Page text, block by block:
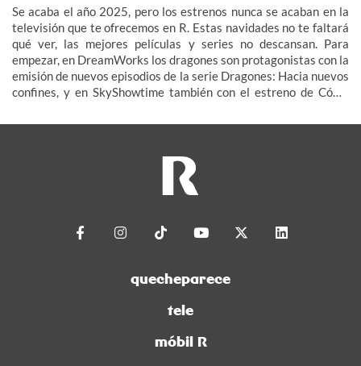
Se acaba el año 2025, pero los estrenos nunca se acaban en la
televisión que te ofrecemos en R. Estas navidades no te faltará
qué ver, las mejores películas y series no descansan. Para
empezar, en DreamWorks los dragones son protagonistas con la
emisión de nuevos episodios de la serie Dragones: Hacia nuevos
confines, y en SkyShowtime también con el estreno de Cómo
quecheparece
tele
móbil R